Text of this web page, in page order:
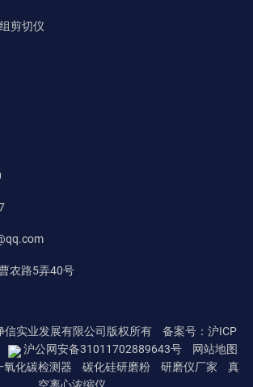
剪切仪
农路5弄40号
实业发展有限公司版权所有
备案号：沪ICP
沪公网安备31011702889643号
网站地图
氧化碳检测器 碳化硅研磨粉 研磨仪厂家
真
空离心浓缩仪